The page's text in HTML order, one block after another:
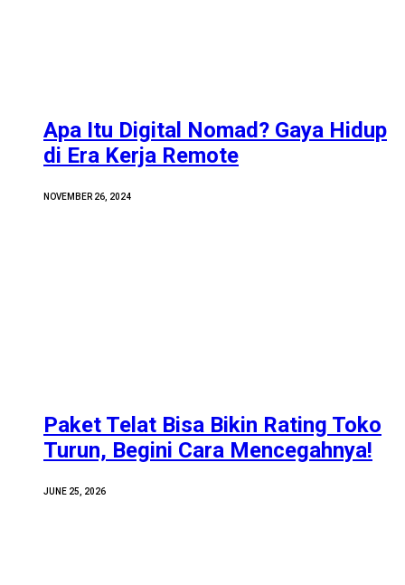
Apa Itu Digital Nomad? Gaya Hidup
di Era Kerja Remote
NOVEMBER 26, 2024
Paket Telat Bisa Bikin Rating Toko
Turun, Begini Cara Mencegahnya!
JUNE 25, 2026